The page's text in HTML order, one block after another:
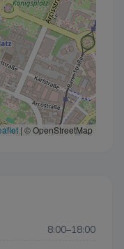
| © OpenStreetMap
8:00–18:00